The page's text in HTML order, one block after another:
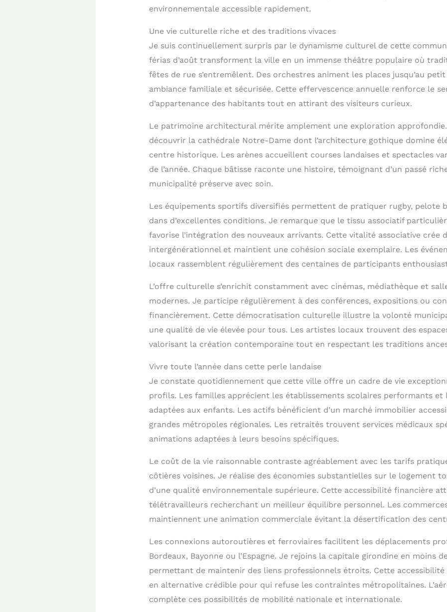
environnementale accessible rapidement.
Une vie culturelle riche et des traditions vivaces
Je suis continuellement surpris par le dynamisme culturel de cette
férias d’août transforment la ville en un immense théâtre populaire où
fêtes de rue s’entremêlent. Des orchestres animent les places jusqu’au
ambiance familiale et sécurisée. Cette effervescence annuelle renforce le
d’appartenance des habitants tout en attirant des visiteurs curieux.
Le patrimoine architectural mérite amplement une exploration approfondie.
découvrir la cathédrale Notre-Dame dont l’architecture gothique domine
centre historique. Les arènes accueillent courses landaises et spectacles
de l’année. Chaque bâtisse raconte une histoire, témoignant d’un passé
municipalité préserve avec soin.
Les équipements sportifs diversifiés permettent de pratiquer rugby, pelote
dans d’excellentes conditions. Je remarque que le tissu associatif
favorise l’intégration des nouveaux arrivants. Cette vitalité associative crée
intergénérationnel et maintient une cohésion sociale exemplaire. Les
locaux rassemblent régulièrement des centaines de participants
L’offre culturelle s’enrichit constamment avec cinémas, médiathèque et
modernes. Je participe régulièrement à des conférences, expositions ou
financièrement. Cette démocratisation culturelle illustre la volonté
une qualité de vie élevée pour tous. Les artistes locaux trouvent des
valorisant la création contemporaine tout en respectant les traditions
Vivre toute l’année dans cette perle landaise
Je constate quotidiennement que cette ville offre un cadre de vie
profils. Les familles apprécient les établissements scolaires performants
adaptées aux enfants. Les actifs bénéficient d’un marché immobilier
grandes métropoles régionales. Les retraités trouvent services médicaux
animations adaptées à leurs besoins spécifiques.
Le coût de la vie raisonnable contraste agréablement avec les tarifs
côtières voisines. Je réalise des économies substantielles sur le logement
d’une qualité environnementale supérieure. Cette accessibilité financière
télétravailleurs recherchant un meilleur équilibre personnel. Les
maintiennent une animation commerciale évitant la désertification des
Les connexions autoroutières et ferroviaires facilitent les déplacements
Bordeaux, Bayonne ou l’Espagne. Je rejoins la capitale girondine en moins
permettant de maintenir des liens professionnels étroits. Cette
en alternative crédible pour qui refuse les contraintes métropolitaines.
complète ces possibilités de mobilité nationale et internationale.